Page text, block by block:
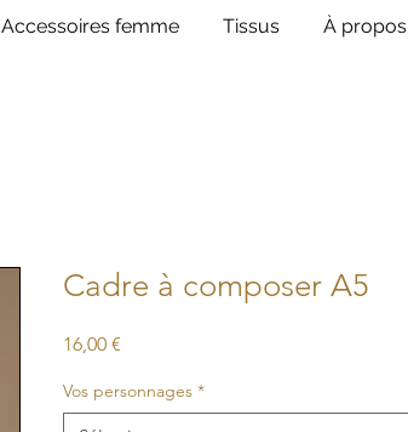
Accessoires femme Tissus À propos
Cadre à composer A5
16,00 €
Vos personnages *